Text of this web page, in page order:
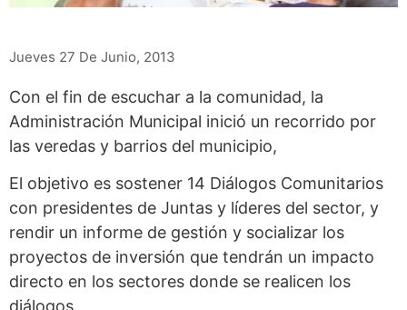
Jueves 27 De Junio, 2013
Con el fin de escuchar a la comunidad, la
Administración Municipal inició un recorrido por
las veredas y barrios del municipio,
El objetivo es sostener 14 Diálogos Comunitarios
con presidentes de Juntas y líderes del sector, y
rendir un informe de gestión y socializar los
proyectos de inversión que tendrán un impacto
directo en los sectores donde se realicen los
diálogos.